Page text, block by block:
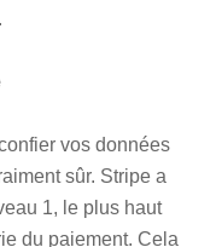
vos données
sûr. Stripe a
1, le plus haut
du paiement. Cela